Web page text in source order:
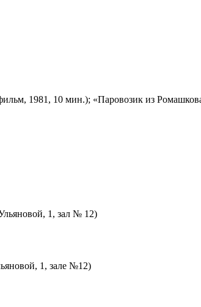
1981, 10 мин.); «Паровозик из
1, зал № 12)
1, зале №12)